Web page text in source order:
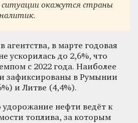
окажутся страны
агентства, в марте годовая
ускорилась до 2,6%, что
с 2022 года. Наиболее
зафиксированы в Румынии
и Литве (4,4%).
удорожание нефти ведёт к
топлива, за которым